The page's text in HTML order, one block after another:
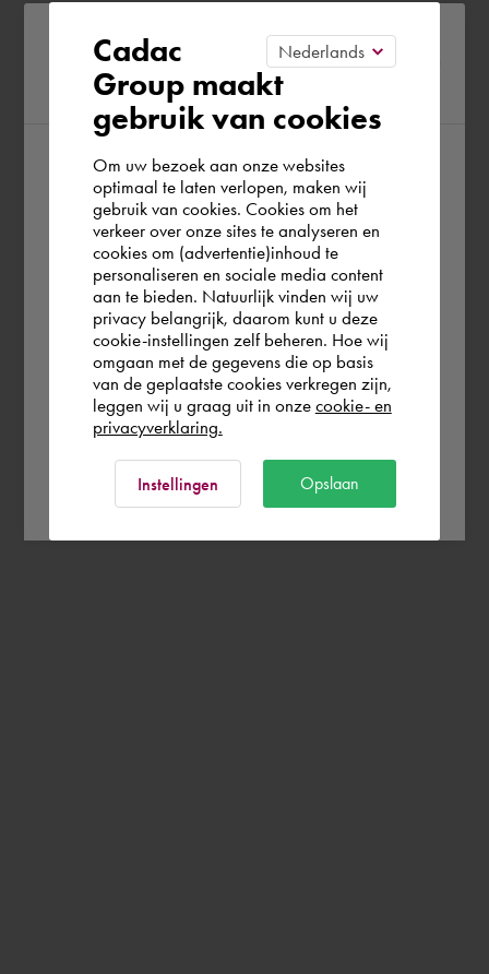
Please confirm your current
region
According to us you are situated in Rest of
the world. Please confirm in which country
you wish to shop.
Österreich
Rest of the world
Cadac
Group maakt
gebruik van cookies
Om uw bezoek aan onze websites
optimaal te laten verlopen, maken wij
gebruik van cookies. Cookies om het
verkeer over onze sites te analyseren en
cookies om (advertentie)inhoud te
personaliseren en sociale media content
aan te bieden. Natuurlijk vinden wij uw
privacy belangrijk, daarom kunt u deze
cookie-instellingen zelf beheren. Hoe wij
omgaan met de gegevens die op basis
van de geplaatste cookies verkregen zijn,
leggen wij u graag uit in onze cookie- en
privacyverklaring.
Instellingen Opslaan